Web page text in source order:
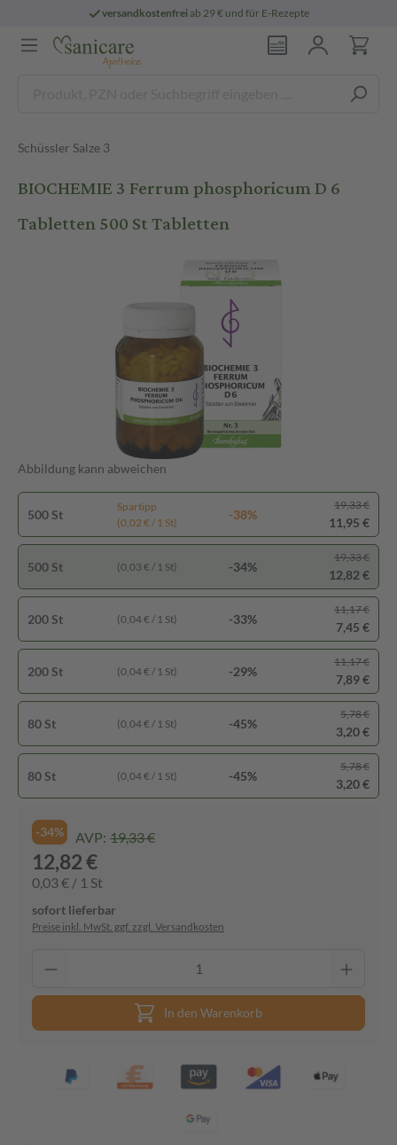
versandkostenfreiab 29 € und für E-Rezepte
Schüssler Salze 3
BIOCHEMIE 3 Ferrum phosphoricum D 6
Tabletten 500 St Tabletten
Abbildung kann abweichen
500 St
Spartipp
(0,02 € / 1 St)
-38%
19,33 €
11,95 €
500 St (0,03 € / 1 St) -34%
19,33 €
12,82 €
200 St (0,04 € / 1 St) -33%
11,17 €
7,45 €
200 St (0,04 € / 1 St) -29%
11,17 €
7,89 €
80 St (0,04 € / 1 St) -45%
5,78 €
3,20 €
80 St (0,04 € / 1 St) -45%
5,78 €
3,20 €
-34% AVP: 19,33 €
12,82 €
0,03 € / 1 St
sofort lieferbar
Preise inkl. MwSt. ggf. zzgl. Versandkosten
In den Warenkorb